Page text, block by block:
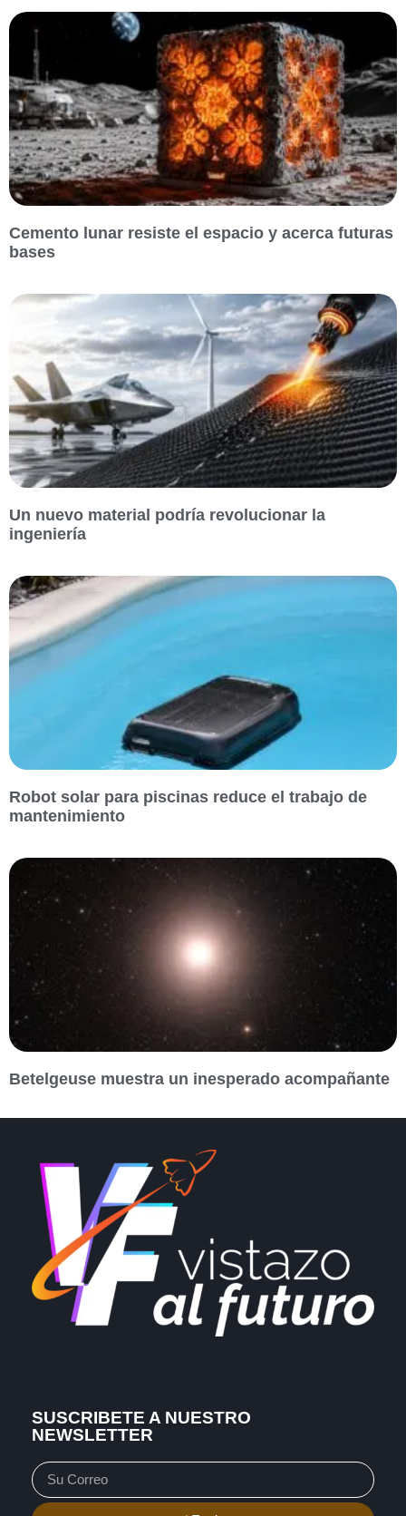
Cemento lunar resiste el espacio y acerca futuras
bases
Un nuevo material podría revolucionar la
ingeniería
Robot solar para piscinas reduce el trabajo de
mantenimiento
Betelgeuse muestra un inesperado acompañante
SUSCRIBETE A NUESTRO
NEWSLETTER